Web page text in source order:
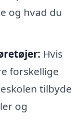
og hvad du
Hvis
forskellige
tilbyde
og